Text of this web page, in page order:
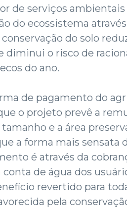
de serviços
do ecossistema
do solo
diminui o risco de
do ano.
de pagamento do
o projeto prevê a
e a área
a forma mais sensata
é através da
de água dos
revertido para
pela